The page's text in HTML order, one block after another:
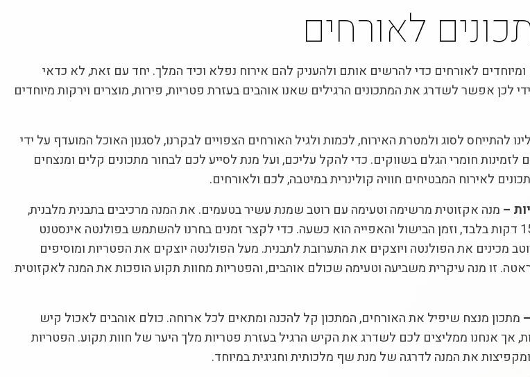
לאורחים
ומיוחדים לאורחים כדי להרשים אותם ולהעניק להם אירוח נפלא וכיד המלך. יחד עם זאת, לא כדאי
לכן אפשר לשדרג את המתכונים הרגילים שאנו אוהבים בעזרת פטריות, פירות, מוצרים וירקות מיוחדים
להתייחס לסוג ולמטרת האירוח, לכמות ולגיל האורחים הצפויים לבקרנו, לסגנון האוכל המועדף על ידי
לזמינות חומרי הגלם בשווקים. כדי להקל עליכם, ועל מנת לסייע לכם לבחור מתכונים קלים ומנצחים
לאירוח המבטיחים חוויה קולינרית במיטבה, לכם ולאורחים.
– מנה אקזוטית מרשימה וטעימה עם רוטב שמנת עשיר בטעמים. את המנה מרכיבים בתבנית מלבנית,
לכן זמן ההכנה קצר ועומד על כ-15 דקות בלבד, וזמן הבישול והאפייה הוא כשעה. כדי לקצר זמנים בחרנו להשתמש בפולנטה אינסטנט
מכינים את הפולנטה ויוצקים את התערובת לתבנית. מעל הפולנטה יוצקים את הפטריות ומוסיפים
זו מנה עיקרית משביעה וטעימה שכולם אוהבים, והפטריות מחוות תקוע הופכות את המנה לאקזוטית
מתכון מנצח שיפיל את האורחים, המתכון קל להכנה ומתאים לכל ארוחה. כולם אוהבים לאכול קיש
אך אנחנו ממליצים לכם לשדרג את הקיש הרגיל בעזרת פטריות מלך היער של חוות תקוע. הפטריות
את המנה לדרגה של מנת שף מלכותית וחגיגית במיוחד.